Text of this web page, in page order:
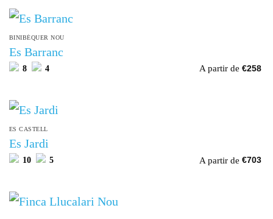
BINIBÉQUER NOU
Es Barranc
8 4 A partir de €258
ES CASTELL
Es Jardi
10 5 A partir de €703